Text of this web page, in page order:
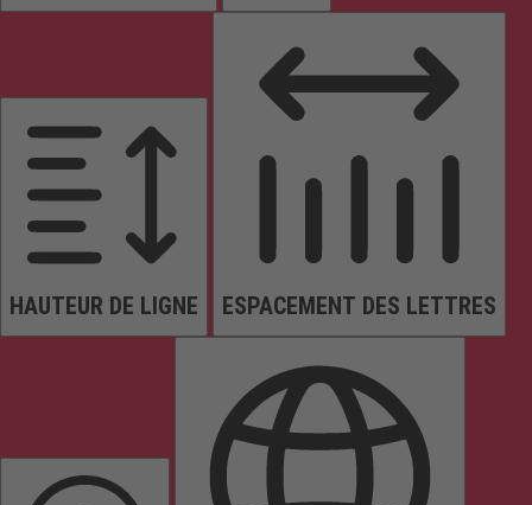
HAUTEUR DE LIGNE ESPACEMENT DES LETTRES